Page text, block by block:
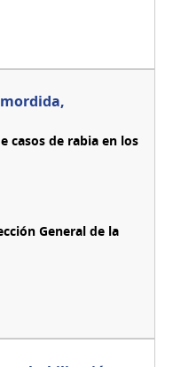
casos de rabia en los
General de la